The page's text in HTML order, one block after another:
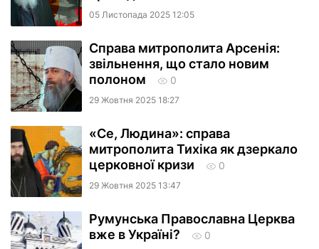
05 Листопада 2025 12:05
Справа митрополита Арсенія:
звільнення, що стало новим
полоном
0
29 Жовтня 2025 18:27
«Се, Людина»: справа
митрополита Тихіка як дзеркало
церковної кризи
0
29 Жовтня 2025 13:47
Румунська Православна Церква
вже в Україні?
0